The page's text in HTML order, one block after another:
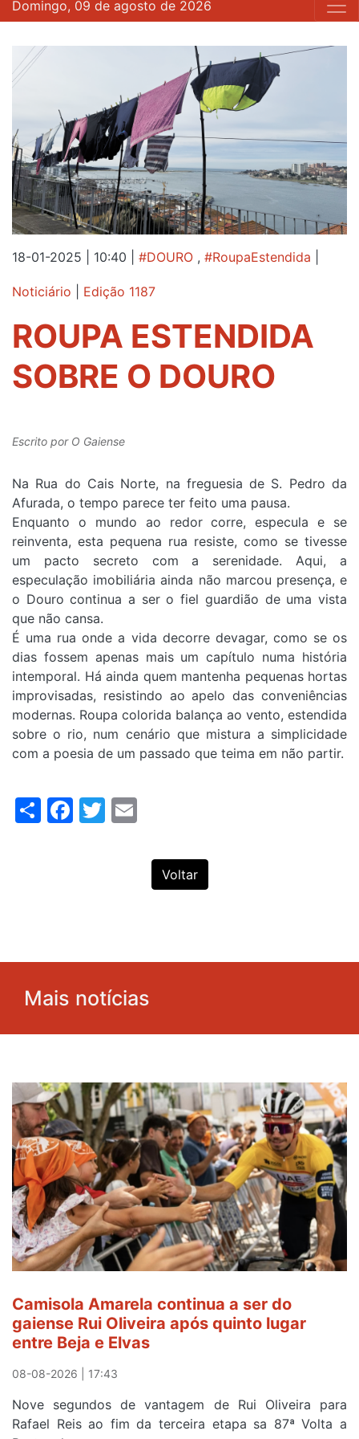
Domingo, 09 de agosto de 2026
18-01-2025 | 10:40 #DOURO , #RoupaEstendida
Noticiário Edição 1187
ROUPA ESTENDIDA
SOBRE O DOURO
Escrito por O Gaiense
Na Rua do Cais Norte, na freguesia de S. Pedro da
Afurada, o tempo parece ter feito uma pausa.
Enquanto o mundo ao redor corre, especula e se
reinventa, esta pequena rua resiste, como se tivesse
um pacto secreto com a serenidade. Aqui, a
especulação imobiliária ainda não marcou presença, e
o Douro continua a ser o fiel guardião de uma vista
que não cansa.
É uma rua onde a vida decorre devagar, como se os
dias fossem apenas mais um capítulo numa história
intemporal. Há ainda quem mantenha pequenas hortas
improvisadas, resistindo ao apelo das conveniências
modernas. Roupa colorida balança ao vento, estendida
sobre o rio, num cenário que mistura a simplicidade
com a poesia de um passado que teima em não partir.
ShareFacebook
Twitter
Voltar
Mais notícias
Camisola Amarela continua a ser do
gaiense Rui Oliveira após quinto lugar
entre Beja e Elvas
08-08-2026 | 17:43
Nove segundos de vantagem de Rui Oliveira para
Rafael Reis ao fim da terceira etapa sa 87ª Volta a